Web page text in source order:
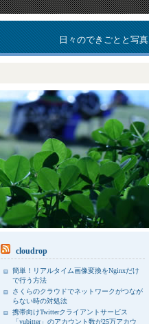
日々のできごとと写真
cloudrop
簡単！リアルタイム画像変換をNginxだけ
で行う方法
さくらのクラウドでネットワークがつなが
らない時の対処法
携帯向けTwitterクライアントサービス
「yubitter」のアカウント数が25万アカウ